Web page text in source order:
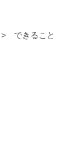
> できること